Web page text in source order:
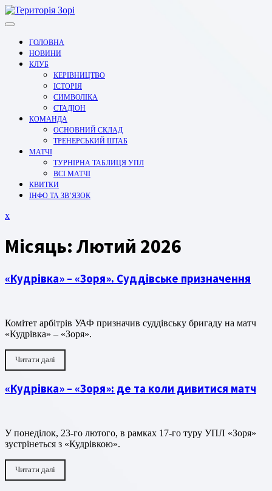
Перейти
до
ГОЛОВНА
НОВИНИ
КЛУБ
КЕРІВНИЦТВО
ІСТОРІЯ
СИМВОЛІКА
СТАДІОН
КОМАНДА
ОСНОВНИЙ СКЛАД
ТРЕНЕРСЬКИЙ ШТАБ
МАТЧІ
ТУРНІРНА ТАБЛИЦЯ УПЛ
ВСІ МАТЧІ
КВИТКИ
ІНФО ТА ЗВ’ЯЗОК
xЗакрити
Місяць: Лютий 2026
«Кудрівка» – «Зоря». Суддівське призначення
Комітет арбітрів УАФ призначив суддівську бригаду на матч
«Кудрівка» – «Зоря».
Читати далі
«Кудрівка» – «Зоря»: де та коли дивитися матч
У понеділок, 23-го лютого, в рамках 17-го туру УПЛ «Зоря»
зустрінеться з «Кудрівкою».
Читати далі